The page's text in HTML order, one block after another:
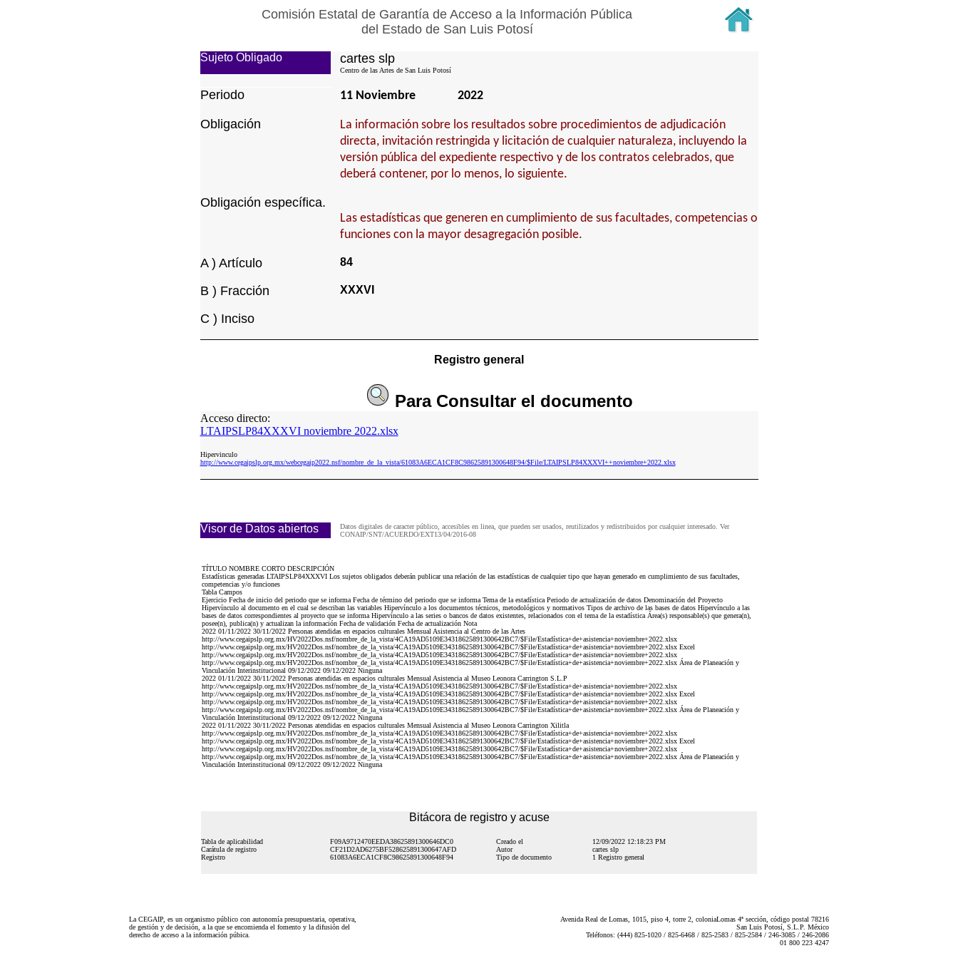
Comisión Estatal de Garantía de Acceso a la Información Pública
del Estado de San Luis Potosí
Sujeto Obligado cartes slp
Centro de las Artes de San Luis Potosí
Periodo 11 Noviembre 2022
Obligación
La información sobre los resultados sobre procedimientos de adjudicación
directa, invitación restringida y licitación de cualquier naturaleza, incluyendo la
versión pública del expediente respectivo y de los contratos celebrados, que
deberá contener, por lo menos, lo siguiente.
Obligación específica.
Las estadísticas que generen en cumplimiento de sus facultades, competencias o
funciones con la mayor desagregación posible.
A ) Artículo 84
B ) Fracción XXXVI
C ) Inciso
Registro general
Para Consultarel documento
Acceso directo:
LTAIPSLP84XXXVI noviembre 2022.xlsx
Hipervinculo
http://www.cegaipslp.org.mx/webcegaip2022.nsf/nombre_de_la_vista/61083A6ECA1CF8C98625891300648F94/$File/LTAIPSLP84XXXVI++noviembre+2022.xlsx
Visor de Datos abiertos
Datos digitales de caracter público, accesibles en linea, que pueden ser usados, reutilizados y redistribuidos por cualquier interesado. Ver
CONAIP/SNT/ACUERDO/EXT13/04/2016-08
TÍTULO NOMBRE CORTO DESCRIPCIÓN
Estadísticas generadas LTAIPSLP84XXXVI Los sujetos obligados deberán publicar una relación de las estadísticas de cualquier tipo que hayan generado en cumplimiento de sus facultades,
competencias y/o funciones
Tabla Campos
Ejercicio Fecha de inicio del periodo que se informa Fecha de término del periodo que se informa Tema de la estadística Periodo de actualización de datos Denominación del Proyecto
Hipervínculo al documento en el cual se describan las variables Hipervínculo a los documentos técnicos, metodológicos y normativos Tipos de archivo de las bases de datos Hipervínculo a las
bases de datos correspondientes al proyecto que se informa Hipervínculo a las series o bancos de datos existentes, relacionados con el tema de la estadística Área(s) responsable(s) que genera(n),
posee(n), publica(n) y actualizan la información Fecha de validación Fecha de actualización Nota
2022 01/11/2022 30/11/2022 Personas atendidas en espacios culturales Mensual Asistencia al Centro de las Artes
http://www.cegaipslp.org.mx/HV2022Dos.nsf/nombre_de_la_vista/4CA19AD5109E34318625891300642BC7/$File/Estadística+de+asistencia+noviembre+2022.xlsx
http://www.cegaipslp.org.mx/HV2022Dos.nsf/nombre_de_la_vista/4CA19AD5109E34318625891300642BC7/$File/Estadística+de+asistencia+noviembre+2022.xlsx Excel
http://www.cegaipslp.org.mx/HV2022Dos.nsf/nombre_de_la_vista/4CA19AD5109E34318625891300642BC7/$File/Estadística+de+asistencia+noviembre+2022.xlsx
http://www.cegaipslp.org.mx/HV2022Dos.nsf/nombre_de_la_vista/4CA19AD5109E34318625891300642BC7/$File/Estadística+de+asistencia+noviembre+2022.xlsx Área de Planeación y
Vinculación Interinstitucional 09/12/2022 09/12/2022 Ninguna
2022 01/11/2022 30/11/2022 Personas atendidas en espacios culturales Mensual Asistencia al Museo Leonora Carrington S.L.P
http://www.cegaipslp.org.mx/HV2022Dos.nsf/nombre_de_la_vista/4CA19AD5109E34318625891300642BC7/$File/Estadística+de+asistencia+noviembre+2022.xlsx
http://www.cegaipslp.org.mx/HV2022Dos.nsf/nombre_de_la_vista/4CA19AD5109E34318625891300642BC7/$File/Estadística+de+asistencia+noviembre+2022.xlsx Excel
http://www.cegaipslp.org.mx/HV2022Dos.nsf/nombre_de_la_vista/4CA19AD5109E34318625891300642BC7/$File/Estadística+de+asistencia+noviembre+2022.xlsx
http://www.cegaipslp.org.mx/HV2022Dos.nsf/nombre_de_la_vista/4CA19AD5109E34318625891300642BC7/$File/Estadística+de+asistencia+noviembre+2022.xlsx Área de Planeación y
Vinculación Interinstitucional 09/12/2022 09/12/2022 Ninguna
2022 01/11/2022 30/11/2022 Personas atendidas en espacios culturales Mensual Asistencia al Museo Leonora Carrington Xilitla
http://www.cegaipslp.org.mx/HV2022Dos.nsf/nombre_de_la_vista/4CA19AD5109E34318625891300642BC7/$File/Estadística+de+asistencia+noviembre+2022.xlsx
http://www.cegaipslp.org.mx/HV2022Dos.nsf/nombre_de_la_vista/4CA19AD5109E34318625891300642BC7/$File/Estadística+de+asistencia+noviembre+2022.xlsx Excel
http://www.cegaipslp.org.mx/HV2022Dos.nsf/nombre_de_la_vista/4CA19AD5109E34318625891300642BC7/$File/Estadística+de+asistencia+noviembre+2022.xlsx
http://www.cegaipslp.org.mx/HV2022Dos.nsf/nombre_de_la_vista/4CA19AD5109E34318625891300642BC7/$File/Estadística+de+asistencia+noviembre+2022.xlsx Área de Planeación y
Vinculación Interinstitucional 09/12/2022 09/12/2022 Ninguna
Bitácora de registro y acuse
Tabla de aplicabilidad F09A9712470EEDA38625891300646DC0 Creado el
12/09/2022 12:18:23 PM
Carátula de registro
CF21D2AD6275BF528625891300647AFD Autor
cartes slp
Registro
61083A6ECA1CF8C98625891300648F94 Tipo de documento 1 Registro general
La CEGAIP, es un organismo público con autonomía presupuestaria, operativa,
de gestión y de decisión, a la que se encomienda el fomento y la difusión del
derecho de acceso a la información púbica.
Avenida Real de Lomas, 1015, piso 4, torre 2, coloniaLomas 4ª sección, código postal 78216
San Luis Potosí, S.L.P. México
Teléfonos: (444) 825-1020 / 825-6468 / 825-2583 / 825-2584 / 246-3085 / 246-2086
01 800 223 4247